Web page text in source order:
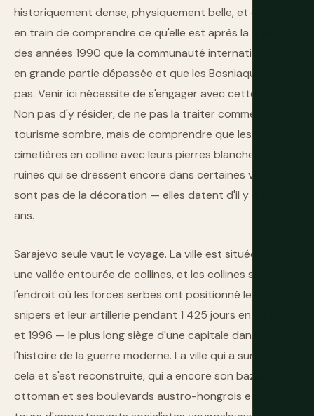
historiquement dense, physiquement belle, et encore
en train de comprendre ce qu'elle est après la guerre
des années 1990 que la communauté internationale a
en grande partie dépassée et que les Bosniaques n'ont
pas. Venir ici nécessite de s'engager avec cette réalité.
Non pas d'y résider, de ne pas la traiter comme un
tourisme sombre, mais de comprendre que les
cimetières en colline avec leurs pierres blanches et les
ruines qui se dressent encore dans certaines villes ne
sont pas de la décoration — elles datent d'il y a trente
ans.
Sarajevo seule vaut le voyage. La ville est située dans
une vallée entourée de collines, et les collines sont
l'endroit où les forces serbes ont positionné leurs
snipers et leur artillerie pendant 1 425 jours entre 1992
et 1996 — le plus long siège d'une capitale dans
l'histoire de la guerre moderne. La ville qui a survécu à
cela et s'est reconstruite, qui a encore son bazar
ottoman et ses boulevards austro-hongrois et ses